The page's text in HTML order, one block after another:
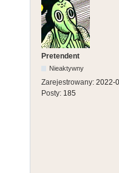
Pretendent
Nieaktywny
Zarejestrowany: 2022-
Posty: 185